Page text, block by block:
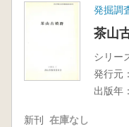
発掘調
茶山
シリー
発行元：
出版年：
新刊 在庫なし